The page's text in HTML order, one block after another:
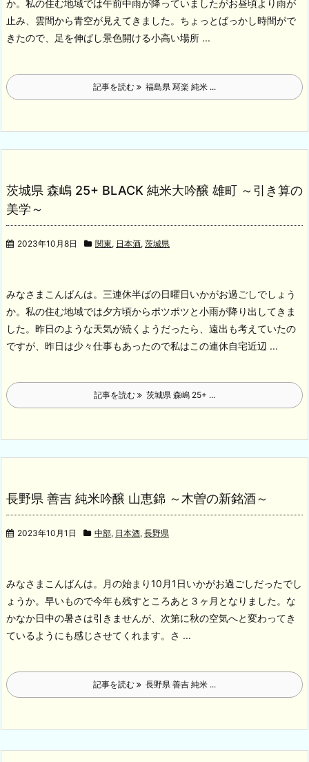
か。私の住む地域では午前中雨が降っていましたがお昼頃より雨が
止み、雲間から青空が見えてきました。 ちょっとばっかし時間がで
きたので、足を伸ばし景色開ける小高い場所 ...
記事を読む 福島県 冩楽 純米 ...
茨城県 森嶋 25+ BLACK 純米大吟醸 雄町 ～引き算の
美学～
2023年10月8日 関東, 日本酒, 茨城県
みなさまこんばんは。三連休半ばの日曜日いかがお過ごしでしょう
か。私の住む地域では夕方頃からポツポツと小雨が降り出してきま
した。昨日のような天気が続くようだったら、遠出も考えていたの
ですが、昨日は少々仕事もあったので私はこの連休自宅近辺 ...
記事を読む 茨城県 森嶋 25+ ...
長野県 善吉 純米吟醸 山恵錦 ～木曽の新銘酒～
2023年10月1日 中部, 日本酒, 長野県
みなさまこんばんは。月の始まり10月1日いかがお過ごしだったでし
ょうか。早いもので今年も残すところあと３ヶ月となりました。な
かなか日中の暑さは引きませんが、次第に秋の空気へと変わってき
ているようにも感じさせてくれます。 さ ...
記事を読む 長野県 善吉 純米 ...